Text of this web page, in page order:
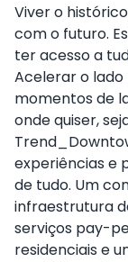
Viver o
com o futuro.
ter acesso a
Acelerar o
momentos de
onde quiser,
experiências e
de tudo. Um
infraestrutura
serviços pay-
residenciais e